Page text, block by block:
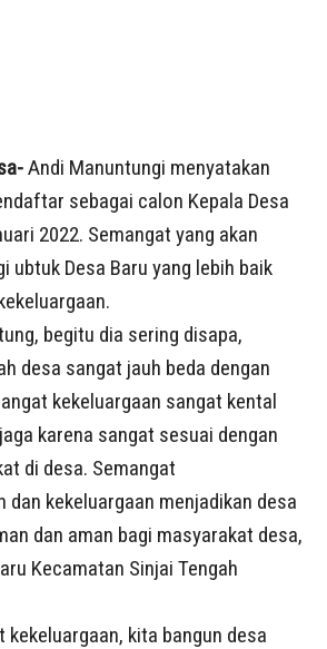
Andi Manuntungi menyatakan
sebagai calon Kepala Desa
2022. Semangat yang akan
ubtuk Desa Baru yang lebih baik
begitu dia sering disapa,
desa sangat jauh beda dengan
kekeluargaan sangat kental
karena sangat sesuai dengan
di desa. Semangat
dan kekeluargaan menjadikan desa
dan aman bagi masyarakat desa,
Kecamatan Sinjai Tengah
kekeluargaan, kita bangun desa